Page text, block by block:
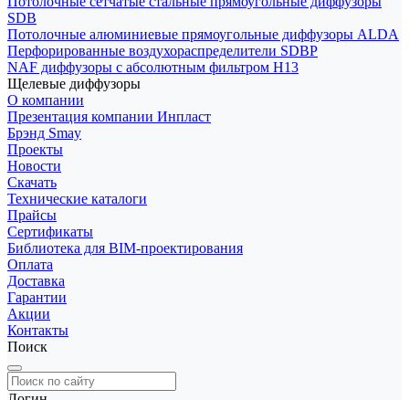
SDB
Потолочные алюминиевые прямоугольные диффузоры ALDA
Перфорированные воздухораспределители SDBP
NAF диффузоры с абсолютным фильтром Н13
Щелевые диффузоры
О компании
Презентация компании Инпласт
Брэнд Smay
Проекты
Новости
Скачать
Технические каталоги
Прайсы
Сертификаты
Библиотека для BIM-проектирования
Оплата
Доставка
Гарантии
Акции
Контакты
Поиск